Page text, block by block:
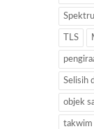
TLS
Selisih
objek
takwim